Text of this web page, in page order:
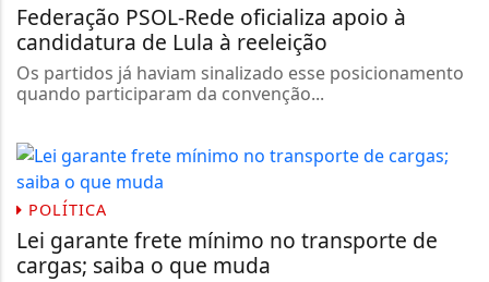
Federação PSOL-Rede oficializa apoio à
candidatura de Lula à reeleição
Os partidos já haviam sinalizado esse posicionamento
quando participaram da convenção...
POLÍTICA
Lei garante frete mínimo no transporte de
cargas; saiba o que muda